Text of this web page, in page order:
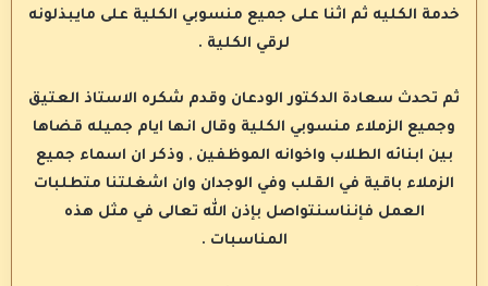
خدمة الكليه ثم اثنا على جميع منسوبي الكلية على مايبذلونه
لرقي الكلية .
ثم تحدث سعادة الدكتور الودعان وقدم شكره الاستاذ العتيق
وجميع الزملاء منسوبي الكلية وقال انها ايام جميله قضاها
بين ابنائه الطلاب واخوانه الموظفين , وذكر ان اسماء جميع
الزملاء باقية في القلب وفي الوجدان وان اشغلتنا متطلبات
العمل فإنناسنتواصل بإذن الله تعالى في مثل هذه
المناسبات .